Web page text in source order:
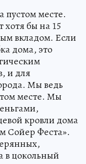
месте.
бы на 15
вкладом. Если
дома, это
и для
Мы ведь
месте. Мы
кровли дома
Сойер Феста».
в цокольный